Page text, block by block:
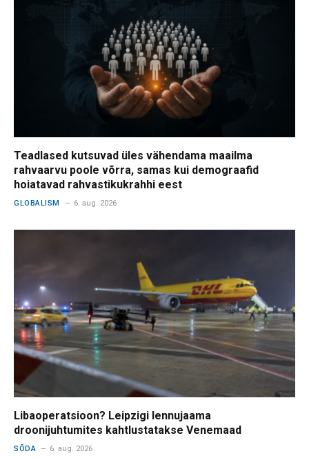
Teadlased kutsuvad üles vähendama maailma
rahvaarvu poole võrra, samas kui demograafid
hoiatavad rahvastikukrahhi eest
GLOBALISM 6. aug. 2026
Libaoperatsioon? Leipzigi lennujaama
droonijuhtumites kahtlustatakse Venemaad
SÕDA 6. aug. 2026